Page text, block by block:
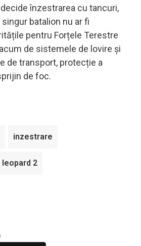
înzestrarea cu tancuri,
batalion nu ar fi
pentru Forțele Terestre
de sistemele de lovire și
de transport, protecție a
de foc.
inzestrare
leopard 2